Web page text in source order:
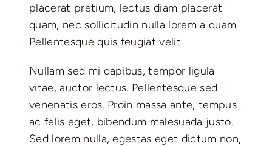
placerat pretium, lectus diam placerat
quam, nec sollicitudin nulla lorem a quam.
Pellentesque quis feugiat velit.
Nullam sed mi dapibus, tempor ligula
vitae, auctor lectus. Pellentesque sed
venenatis eros. Proin massa ante, tempus
ac felis eget, bibendum malesuada justo.
Sed lorem nulla, egestas eget dictum non,